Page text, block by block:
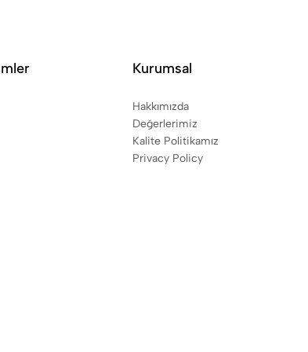
Kurumsal
Hakkımızda
Değerlerimiz
Kalite Politikamız
Privacy Policy